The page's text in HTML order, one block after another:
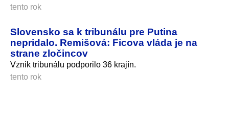
tento rok
Slovensko sa k tribunálu pre Putina
nepridalo. Remišová: Ficova vláda je na
strane zločincov
Vznik tribunálu podporilo 36 krajín.
tento rok